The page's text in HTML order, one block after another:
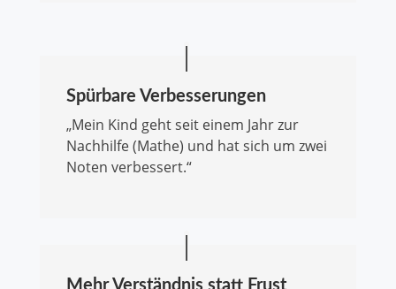
Spürbare Verbesserungen
„Mein Kind geht seit einem Jahr zur
Nachhilfe (Mathe) und hat sich um zwei
Noten verbessert.“
Mehr Verständnis statt Frust